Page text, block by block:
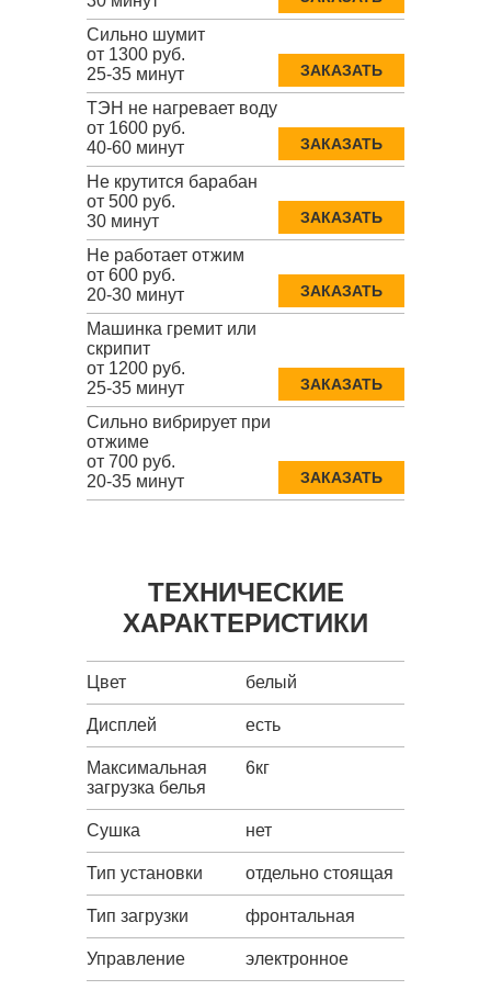
Сильно шумит
от 1300 руб.
25-35 минут
ЗАКАЗАТЬ
ТЭН не нагревает воду
от 1600 руб.
40-60 минут
ЗАКАЗАТЬ
Не крутится барабан
от 500 руб.
30 минут
ЗАКАЗАТЬ
Не работает отжим
от 600 руб.
20-30 минут
ЗАКАЗАТЬ
Машинка гремит или
скрипит
от 1200 руб.
25-35 минут
ЗАКАЗАТЬ
Сильно вибрирует при
отжиме
от 700 руб.
20-35 минут
ЗАКАЗАТЬ
ТЕХНИЧЕСКИЕ
ХАРАКТЕРИСТИКИ
Цвет белый
Дисплей есть
Максимальная
загрузка белья
6кг
Сушка нет
Тип установки отдельно стоящая
Тип загрузки фронтальная
Управление электронное